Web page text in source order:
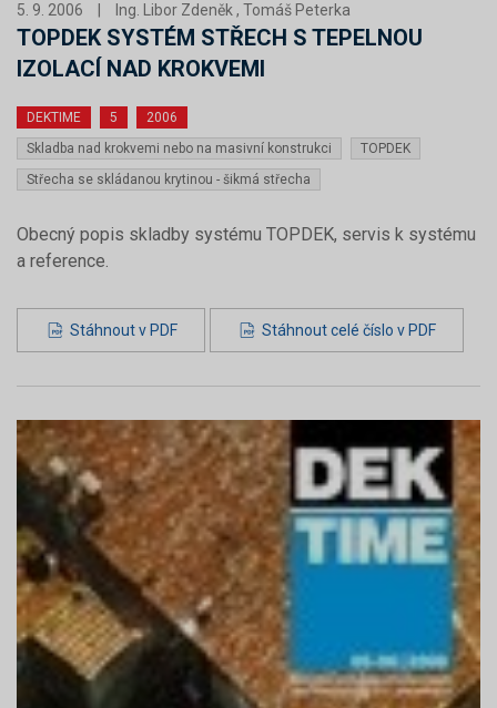
5. 9. 2006 Ing. Libor Zdeněk , Tomáš Peterka
TOPDEK SYSTÉM STŘECH S TEPELNOU
IZOLACÍ NAD KROKVEMI
DEKTIME 5
2006
Skladba nad krokvemi nebo na masivní konstrukci
TOPDEK
Střecha se skládanou krytinou - šikmá střecha
Obecný popis skladby systému TOPDEK, servis k systému
a reference.
Stáhnout v PDF Stáhnout celé číslo v PDF